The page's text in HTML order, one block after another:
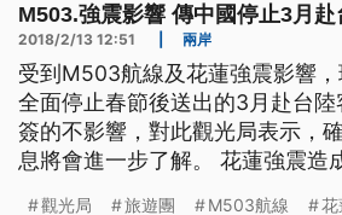
M503.強震影響 傳中國停止3月
2018/2/13 12:51 兩岸
受到M503航線及花蓮強震影響
全面停止春節後送出的3月赴台
簽的不影響，對此觀光局表示，
息將會進一步了解。 花蓮強震造成多人不幸罹難，
觀光局 旅遊團 M503航線 花